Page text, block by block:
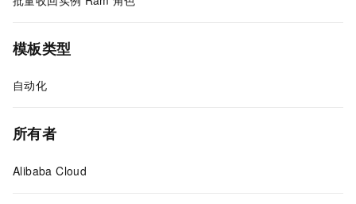
模板类型
自动化
所有者
Alibaba Cloud